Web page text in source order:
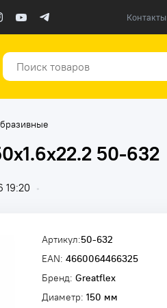
Контакты
50-632
19:20 •
Артикул:50-632
EAN: 4660064466325
Бренд: Greatflex
Диаметр: 150 мм